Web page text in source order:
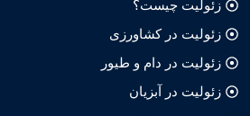
چیست؟
در کشاورزی
در دام و طیور
در آبزیان